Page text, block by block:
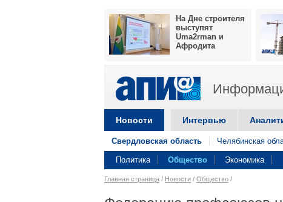
На Дне строителя
выступят
Uma2rman и
Афродита
Новости Интервью
Свердловская область Челябинская
Политика Общество Экономика
Главная страница / Новости / Общество /